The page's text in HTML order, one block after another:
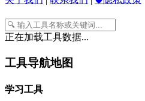
正在加载工具数据...
工具导航地图
学习工具